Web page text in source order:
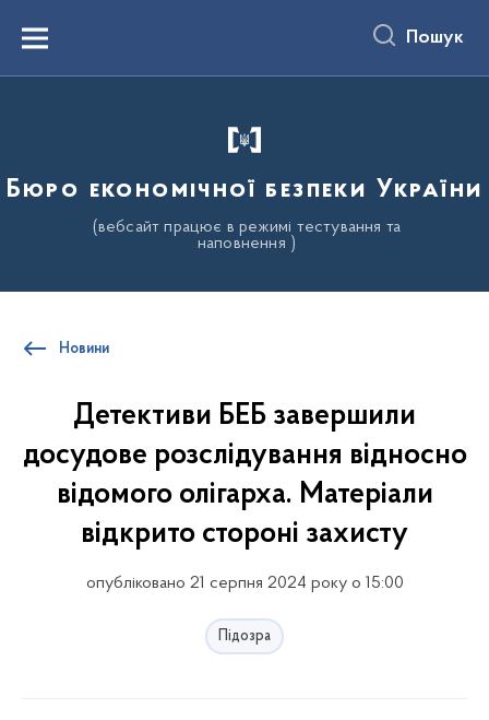
вмістуMenu Пошук
Бюро економічної безпеки України
(вебсайт працює в режимі тестування та
наповнення )
Новини
Детективи БЕБ завершили
досудове розслідування відносно
відомого олігарха. Матеріали
відкрито стороні захисту
опубліковано 21 серпня 2024 року о 15:00
Підозра